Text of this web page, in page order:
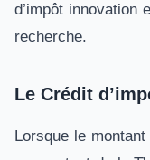
d’impôt innovation
recherche.
Le Crédit
Lorsque le